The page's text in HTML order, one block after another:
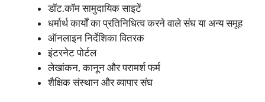
डॉट.कॉम सामुदायिक साइटें
धर्मार्थ कार्यों का प्रतिनिधित्व करने वाले संघ या अन्य समूह
ऑनलाइन निर्देशिका वितरक
इंटरनेट पोर्टल
लेखांकन, कानून और परामर्श फर्म
शैक्षिक संस्थान और व्यापार संघ